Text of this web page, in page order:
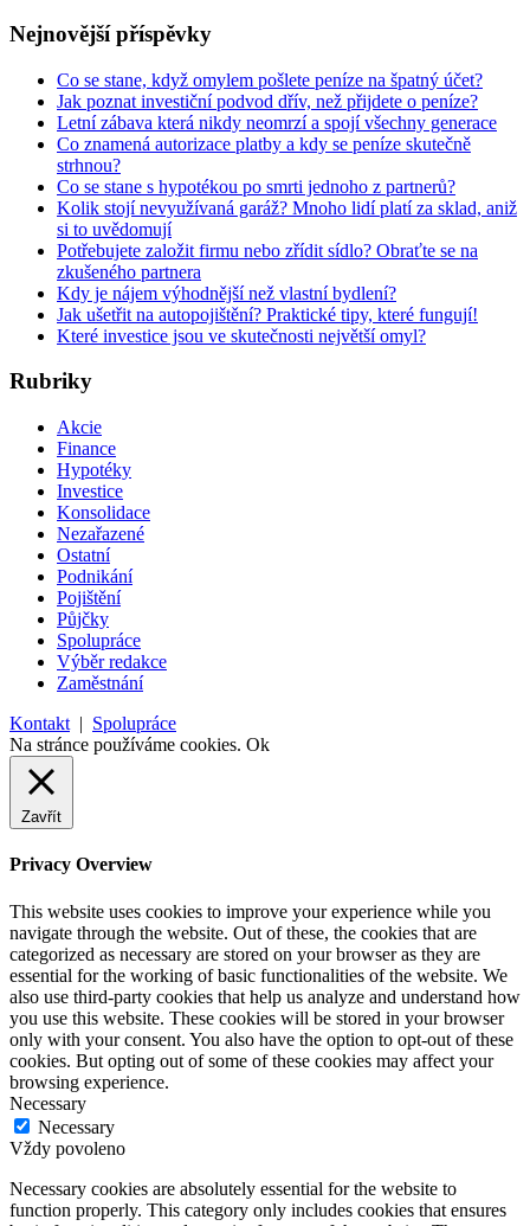
Nejnovější příspěvky
Co se stane, když omylem pošlete peníze na špatný účet?
Jak poznat investiční podvod dřív, než přijdete o peníze?
Letní zábava která nikdy neomrzí a spojí všechny generace
Co znamená autorizace platby a kdy se peníze skutečně
strhnou?
Co se stane s hypotékou po smrti jednoho z partnerů?
Kolik stojí nevyužívaná garáž? Mnoho lidí platí za sklad, aniž
si to uvědomují
Potřebujete založit firmu nebo zřídit sídlo? Obraťte se na
zkušeného partnera
Kdy je nájem výhodnější než vlastní bydlení?
Jak ušetřit na autopojištění? Praktické tipy, které fungují!
Které investice jsou ve skutečnosti největší omyl?
Rubriky
Akcie
Finance
Hypotéky
Investice
Konsolidace
Nezařazené
Ostatní
Podnikání
Pojištění
Půjčky
Spolupráce
Výběr redakce
Zaměstnání
Kontakt | Spolupráce
Na stránce používáme cookies. Ok
Zavřít
Privacy Overview
This website uses cookies to improve your experience while you
navigate through the website. Out of these, the cookies that are
categorized as necessary are stored on your browser as they are
essential for the working of basic functionalities of the website. We
also use third-party cookies that help us analyze and understand how
you use this website. These cookies will be stored in your browser
only with your consent. You also have the option to opt-out of these
cookies. But opting out of some of these cookies may affect your
browsing experience.
Necessary
Necessary
Vždy povoleno
Necessary cookies are absolutely essential for the website to
function properly. This category only includes cookies that ensures